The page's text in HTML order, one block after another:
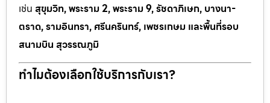
เช่น สุขุมวิท, พระราม 2, พระราม 9, รัชดาภิเษก, บางนา-
ตราด, รามอินทรา, ศรีนครินทร์, เพชรเกษม และพื้นที่รอบ
สนามบิน สุวรรณภูมิ
ทำไมต้องเลือกใช้บริการกับเรา?